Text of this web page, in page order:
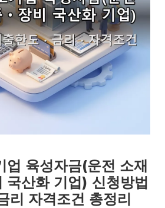
업 육성자금(운전 소재
국산화 기업) 신청방법
리 자격조건 총정리